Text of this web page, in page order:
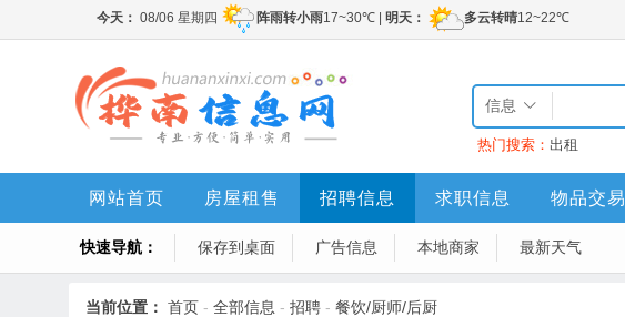
信息
热门搜索： 出租
网站首页 房屋租售 招聘信息 求职信息 物品交易
快速导航： 保存到桌面 广告信息 本地商家 最新天气
当前位置： 首页 - 全部信息 - 招聘 - 餐饮/厨师/后厨